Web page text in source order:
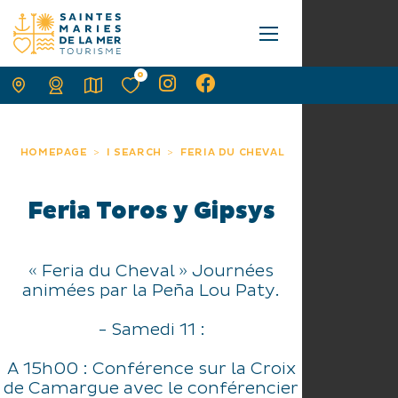
HOMEPAGE I SEARCH FERIA DU CHEVAL
Feria Toros y Gipsys
« Feria du Cheval » Journées
animées par la Peña Lou Paty.
- Samedi 11 :
A 15h00 : Conférence sur la Croix
de Camargue avec le conférencier
0